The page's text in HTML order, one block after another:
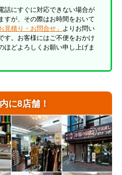
に8店舗！
話にすぐに対応できない場合が
すが、その際はお時間をおいて
見積り・お問合せ」 よりお問い
す。お客様にはご不便をおかけ
ほどよろしくお願い申し上げま